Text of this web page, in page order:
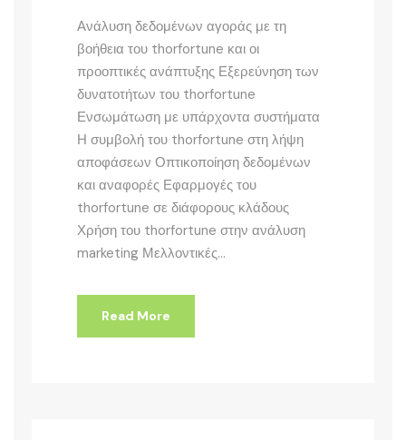
Ανάλυση δεδομένων αγοράς με τη
βοήθεια του thorfortune και οι
προοπτικές ανάπτυξης Εξερεύνηση των
δυνατοτήτων του thorfortune
Ενσωμάτωση με υπάρχοντα συστήματα
Η συμβολή του thorfortune στη λήψη
αποφάσεων Οπτικοποίηση δεδομένων
και αναφορές Εφαρμογές του
thorfortune σε διάφορους κλάδους
Χρήση του thorfortune στην ανάλυση
marketing Μελλοντικές...
Read More